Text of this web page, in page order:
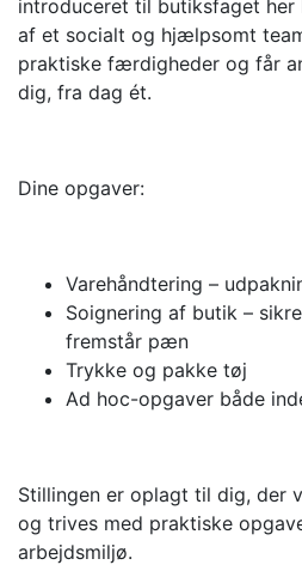
introduceret til butiksfaget her
af et socialt og hjælpsomt
praktiske færdigheder og får
dig, fra dag ét.
Dine opgaver:
Varehåndtering –
Soignering af butik –
fremstår pæn
Trykke og pakke tøj
Ad hoc-opgaver både
Stillingen er oplagt til dig, der
og trives med praktiske
arbejdsmiljø.